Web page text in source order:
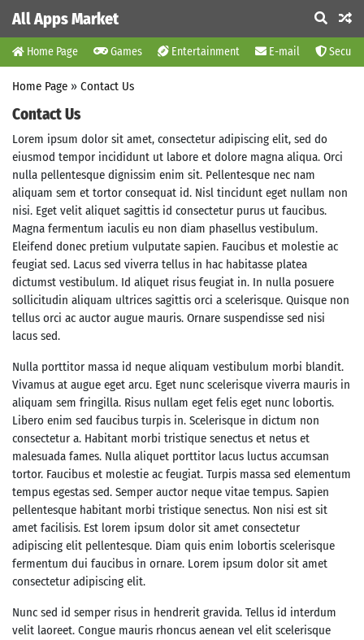
All Apps Market
Home Page Games Entertainment E-mail
Home Page » Contact Us
Contact Us
Lorem ipsum dolor sit amet, consectetur adipiscing elit, sed do
eiusmod tempor incididunt ut labore et dolore magna aliqua. Orci
nulla pellentesque dignissim enim sit. Pellentesque nec nam
aliquam sem et tortor consequat id. Nisl tincidunt eget nullam non
nisi. Eget velit aliquet sagittis id consectetur purus ut faucibus.
Magna fermentum iaculis eu non diam phasellus vestibulum.
Eleifend donec pretium vulputate sapien. Faucibus et molestie ac
feugiat sed. Lacus sed viverra tellus in hac habitasse platea
dictumst vestibulum. Id aliquet risus feugiat in. In nulla posuere
sollicitudin aliquam ultrices sagittis orci a scelerisque. Quisque non
tellus orci ac auctor augue mauris. Ornare suspendisse sed nisi
lacus sed.
Nulla porttitor massa id neque aliquam vestibulum morbi blandit.
Vivamus at augue eget arcu. Eget nunc scelerisque viverra mauris in
aliquam sem fringilla. Risus nullam eget felis eget nunc lobortis.
Libero enim sed faucibus turpis in. Scelerisque in dictum non
consectetur a. Habitant morbi tristique senectus et netus et
malesuada fames. Nulla aliquet porttitor lacus luctus accumsan
tortor. Faucibus et molestie ac feugiat. Turpis massa sed elementum
tempus egestas sed. Semper auctor neque vitae tempus. Sapien
pellentesque habitant morbi tristique senectus. Non nisi est sit
amet facilisis. Est lorem ipsum dolor sit amet consectetur
adipiscing elit pellentesque. Diam quis enim lobortis scelerisque
fermentum dui faucibus in ornare. Lorem ipsum dolor sit amet
consectetur adipiscing elit.
Nunc sed id semper risus in hendrerit gravida. Tellus id interdum
velit laoreet. Congue mauris rhoncus aenean vel elit scelerisque